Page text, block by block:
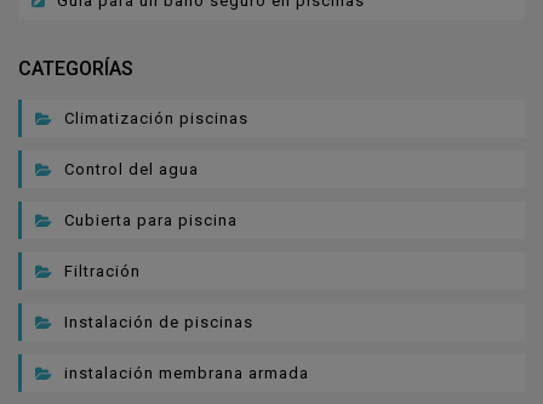
CATEGORÍAS
Climatización piscinas
Control del agua
Cubierta para piscina
Filtración
Instalación de piscinas
instalación membrana armada